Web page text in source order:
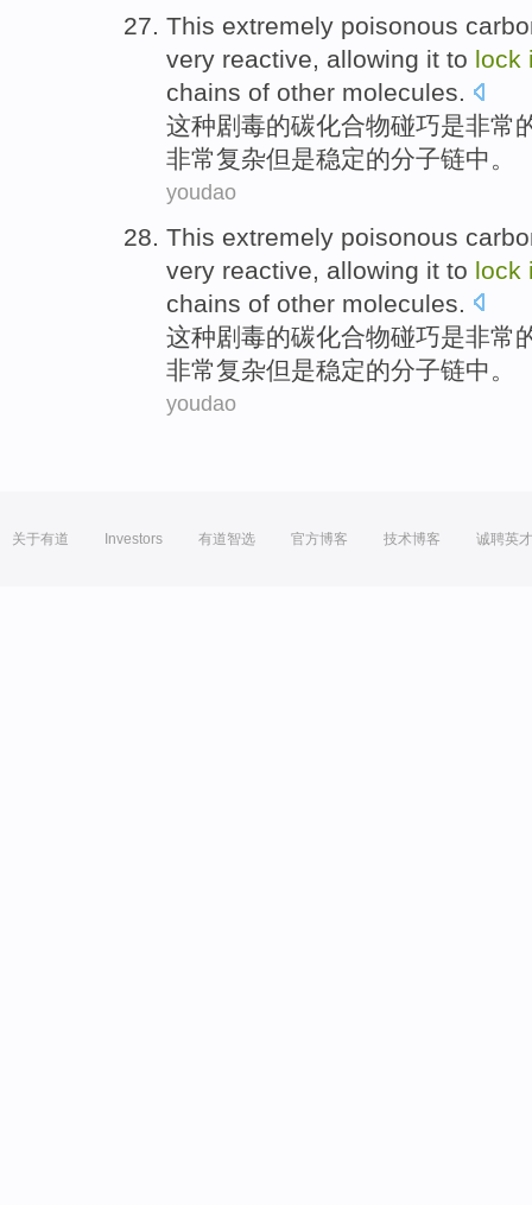
This extremely poisonous
very reactive, allowing it to lock
chains of other molecules.
这种剧毒的碳化合物碰巧是非常
非常复杂但是稳定的分子链中。
youdao
This extremely poisonous
very reactive allowing it to lock
chains of other molecules
这种剧毒的碳化合物碰巧是非常
非常复杂但是稳定的分子链中。
youdao
关于有道 Investors 有道智选 官方博客 技术博客 诚聘英才